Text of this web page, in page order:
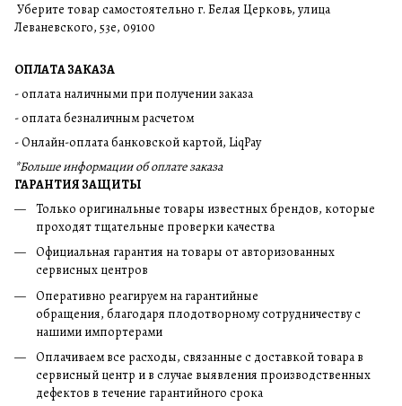
Уберите товар самостоятельно г. Белая Церковь, улица
Леваневского, 53е, 09100
ОПЛАТА ЗАКАЗА
- оплата наличными при получении заказа
- оплата безналичным расчетом
- Онлайн-оплата банковской картой, LiqPay
*Больше информации об оплате заказа
ГАРАНТИЯ ЗАЩИТЫ
Только оригинальные товары известных брендов, которые
проходят тщательные проверки качества
Официальная гарантия на товары от авторизованных
сервисных центров
Оперативно реагируем на гарантийные
обращения, благодаря плодотворному сотрудничеству с
нашими импортерами
Оплачиваем все расходы, связанные с доставкой товара в
сервисный центр и в случае выявления производственных
дефектов в течение гарантийного срока